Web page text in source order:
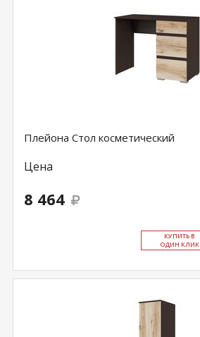
Плейона Стол косметический
Цена
8 464
КУ­ПИТЬ В
ОДИН КЛИК